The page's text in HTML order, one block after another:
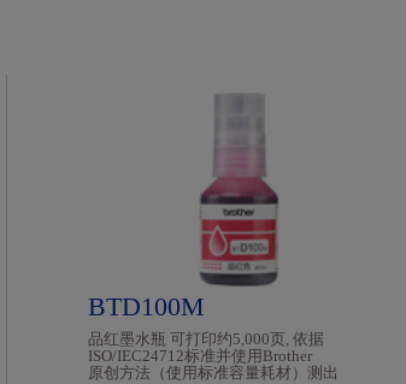
BTD100M
品红墨水瓶 可打印约5,000页, 依据
ISO/IEC24712标准并使用Brother
原创方法（使用标准容量耗材）测出